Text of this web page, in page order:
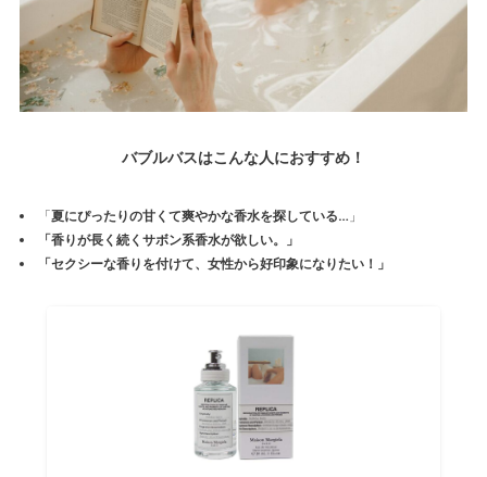
バブルバスはこんな人におすすめ！
「夏にぴったりの甘くて爽やかな香水を探している… 」
「香りが長く続くサボン系香水が欲しい。」
「セクシーな香りを付けて、 女性から好印象になりたい！」